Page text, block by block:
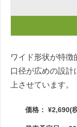
ワイド形状が特徴
口径が広めの設計
上させています。
価格： ¥2,690(